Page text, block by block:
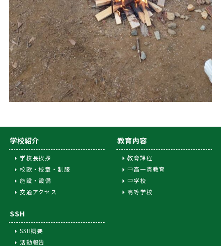
学校紹介
学校長挨拶
校歌・校章・制服
施設・設備
交通アクセス
教育内容
教育課程
中高一貫教育
中学校
高等学校
SSH
SSH概要
活動報告